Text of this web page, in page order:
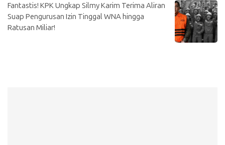
Fantastis! KPK Ungkap Silmy Karim Terima Aliran
Suap Pengurusan Izin Tinggal WNA hingga
Ratusan Miliar!